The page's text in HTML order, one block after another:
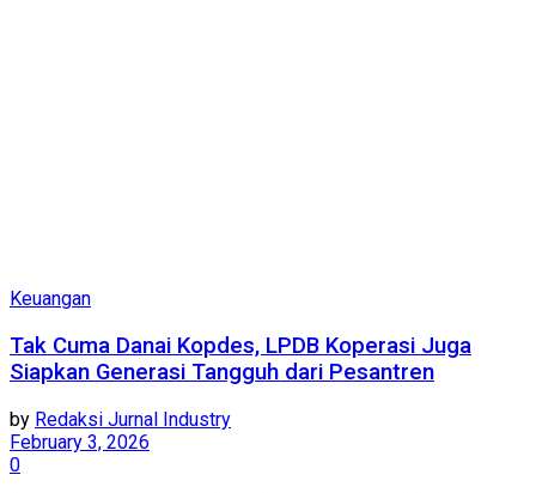
Keuangan
Tak Cuma Danai Kopdes, LPDB Koperasi Juga
Siapkan Generasi Tangguh dari Pesantren
by Redaksi Jurnal Industry
February 3, 2026
0